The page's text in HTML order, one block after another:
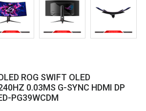
ROG SWIFT OLED
0.03MS G-SYNC HDMI DP
PG39WCDM